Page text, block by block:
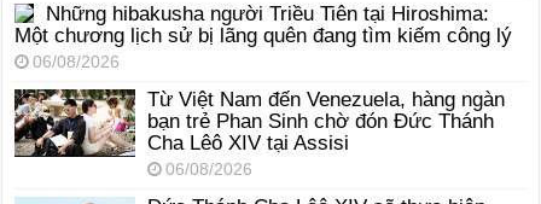
Những hibakusha người Triều Tiên tại Hiroshima:
Một chương lịch sử bị lãng quên đang tìm kiếm công lý
06/08/2026
Từ Việt Nam đến Venezuela, hàng ngàn
bạn trẻ Phan Sinh chờ đón Đức Thánh
Cha Lêô XIV tại Assisi
06/08/2026